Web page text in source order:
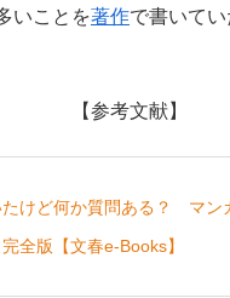
いことを著作で書いて
【参考文献】
けど何か質問ある？ マン
全版【文春e-Books】